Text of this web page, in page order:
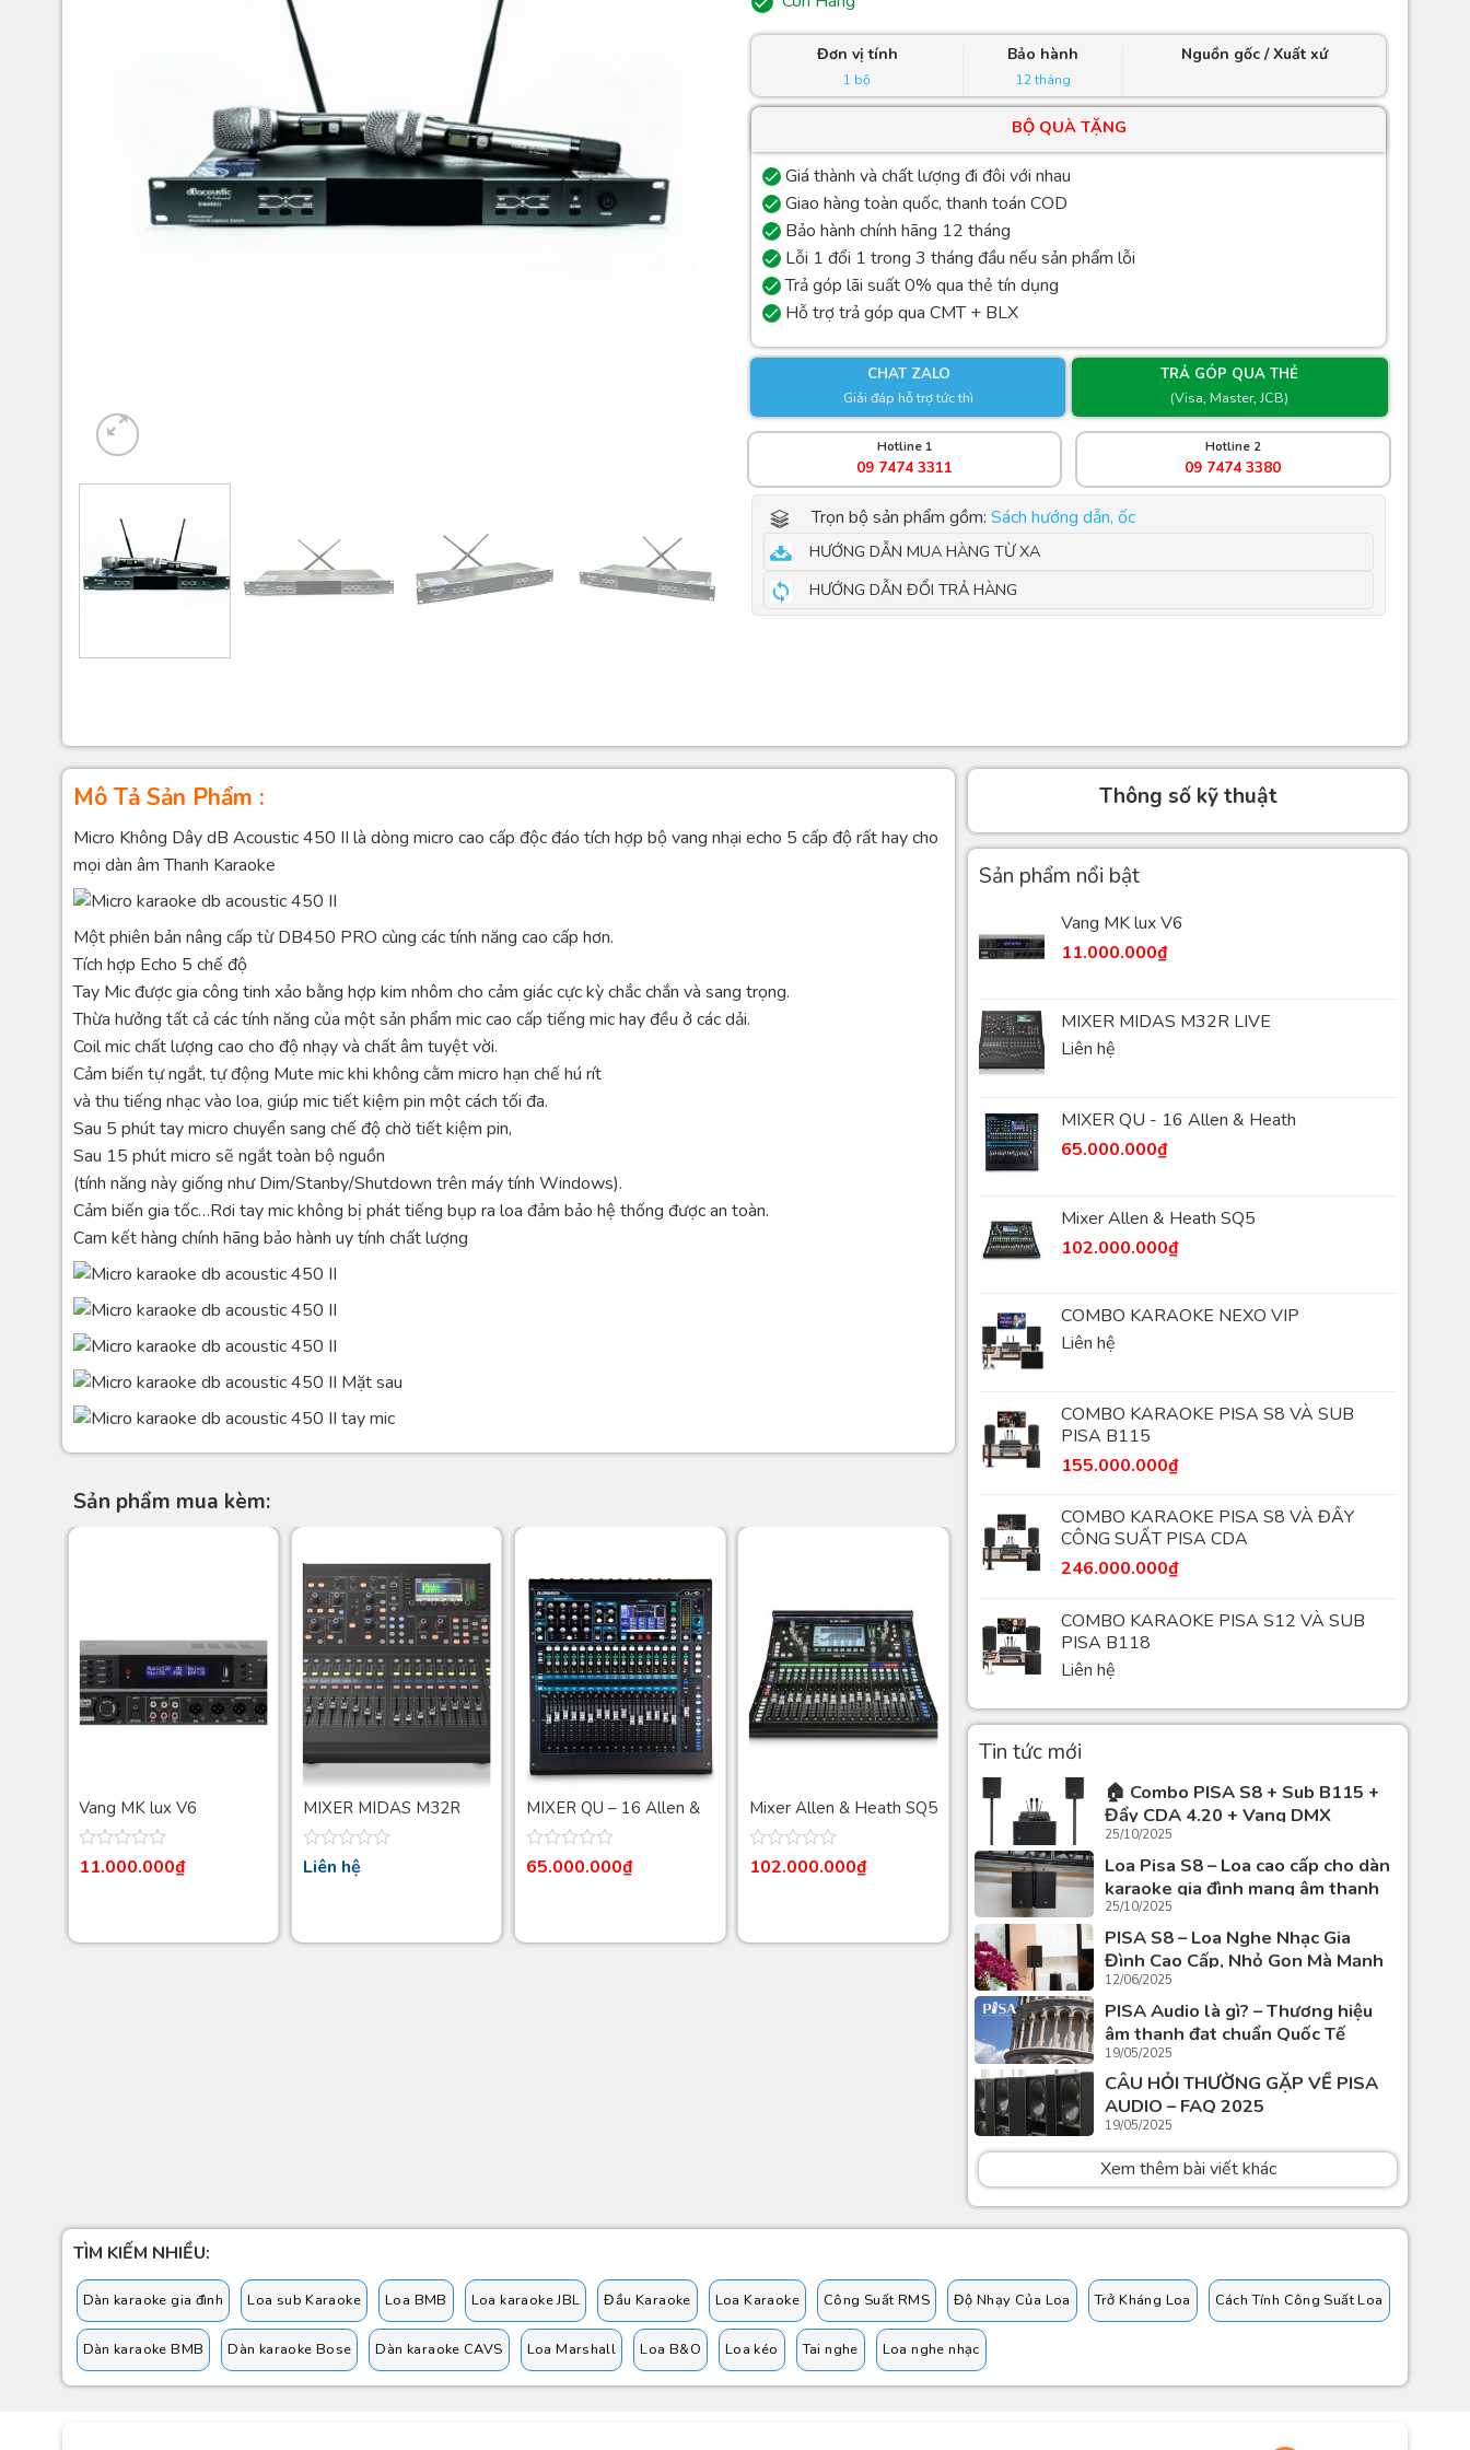
Phần Mềm Vang Số
Kênh Youtube
Đơn vị tính
1 bộ
Bảo hành
12 tháng
Nguồn gốc / Xuất xứ
BỘ QUÀ TẶNG
Giá thành và chất lượng đi đôi với nhau
Giao hàng toàn quốc, thanh toán COD
Bảo hành chính hãng 12 tháng
Lỗi 1 đổi 1 trong 3 tháng đầu nếu sản phẩm lỗi
Trả góp lãi suất 0% qua thẻ tín dụng
Hỗ trợ trả góp qua CMT + BLX
CHAT ZALO
Giải đáp hỗ trợ tức thì
TRẢ GÓP QUA THẺ
(Visa, Master, JCB)
Hotline 1
09 7474 3311
Hotline 2
09 7474 3380
Trọn bộ sản phẩm gồm: Sách hướng dẫn, ốc
HƯỚNG DẪN MUA HÀNG TỪ XA
HƯỚNG DẪN ĐỔI TRẢ HÀNG
Mô Tả Sản Phẩm :
Micro Không Dây dB Acoustic 450 II là dòng micro cao cấp độc đáo tích hợp bộ vang nhại echo 5 cấp độ rất hay cho
mọi dàn âm Thanh Karaoke
Một phiên bản nâng cấp từ DB450 PRO cùng các tính năng cao cấp hơn.
Tích hợp Echo 5 chế độ
Tay Mic được gia công tinh xảo bằng hợp kim nhôm cho cảm giác cực kỳ chắc chắn và sang trọng.
Thừa hưởng tất cả các tính năng của một sản phẩm mic cao cấp tiếng mic hay đều ở các dải.
Coil mic chất lượng cao cho độ nhạy và chất âm tuyệt vời.
Cảm biến tự ngắt, tự động Mute mic khi không cằm micro hạn chế hú rít
và thu tiếng nhạc vào loa, giúp mic tiết kiệm pin một cách tối đa.
Sau 5 phút tay micro chuyển sang chế độ chờ tiết kiệm pin,
Sau 15 phút micro sẽ ngắt toàn bộ nguồn
(tính năng này giống như Dim/Stanby/Shutdown trên máy tính Windows).
Cảm biến gia tốc…Rơi tay mic không bị phát tiếng bụp ra loa đảm bảo hệ thống được an toàn.
Cam kết hàng chính hãng bảo hành uy tính chất lượng
Sản phẩm mua kèm:
Vang MK lux V6
Được
sao
11.000.000₫
MIXER MIDAS M32R
LIVE
Được
sao
Liên hệ
MIXER QU – 16 Allen &
Heath
Được
sao
65.000.000₫
Mixer Allen & Heath SQ5
Được
sao
102.000.000₫
COMBO KARAOKE
NEXO VIP
Được
xếp
0
5
sao
Liên hệ
Thông số kỹ thuật
Sản phẩm nổi bật
Vang MK lux V6
11.000.000₫
MIXER MIDAS M32R LIVE
Liên hệ
MIXER QU - 16 Allen & Heath
65.000.000₫
Mixer Allen & Heath SQ5
102.000.000₫
COMBO KARAOKE NEXO VIP
Liên hệ
COMBO KARAOKE PISA S8 VÀ SUB
PISA B115
155.000.000₫
COMBO KARAOKE PISA S8 VÀ ĐẨY
CÔNG SUẤT PISA CDA
246.000.000₫
COMBO KARAOKE PISA S12 VÀ SUB
PISA B118
Liên hệ
Tin tức mới
🏠 Combo PISA S8 + Sub B115 +
Đẩy CDA 4.20 + Vang DMX
DK9900Plus + Mic Vocal 8 – Dàn
Karaoke Gia Đình Cao Cấp, Sang
Trọng Và Đẳng Cấp
25/10/2025
Loa Pisa S8 – Loa cao cấp cho dàn
karaoke gia đình mang âm thanh
chuẩn Italia
25/10/2025
PISA S8 – Loa Nghe Nhạc Gia
Đình Cao Cấp, Nhỏ Gọn Mà Mạnh
Mẽ
12/06/2025
PISA Audio là gì? – Thương hiệu
âm thanh đạt chuẩn Quốc Tế
19/05/2025
CÂU HỎI THƯỜNG GẶP VỀ PISA
AUDIO – FAQ 2025
19/05/2025
Xem thêm bài viết khác
TÌM KIẾM NHIỀU:
Dàn karaoke gia đình Loa sub Karaoke Loa BMB Loa karaoke JBL Đầu Karaoke Loa Karaoke Công Suất RMS Độ Nhạy Của Loa Trở Kháng Loa Cách Tính Công Suất Loa
Dàn karaoke BMB Dàn karaoke Bose Dàn karaoke CAVS Loa Marshall Loa B&O Loa kéo Tai nghe Loa nghe nhạc